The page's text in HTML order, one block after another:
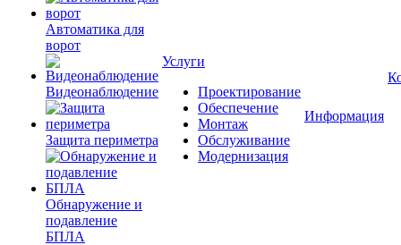
Автоматика для
ворот
Видеонаблюдение
Защита периметра
Обнаружение и
подавление
БПЛА
Услуги
Проектирование
Обеспечение
Монтаж
Обслуживание
Модернизация
Информация